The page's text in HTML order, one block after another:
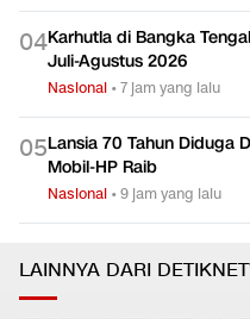
04Karhutla di Bangka
Juli-Agustus 2026
Nasional •7 jam yang lalu
05Lansia 70 Tahun Diduga
Mobil-HP Raib
Nasional •9 jam yang lalu
LAINNYA DARI